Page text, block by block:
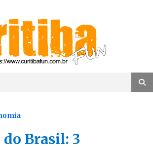
CuritibaFun
do Brasil: 3